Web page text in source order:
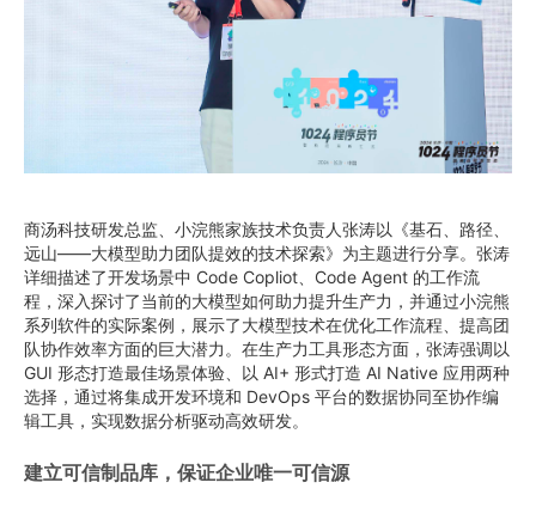
商汤科技研发总监、小浣熊家族技术负责人张涛以《基石、路径、
远山——大模型助力团队提效的技术探索》为主题进行分享。张涛
详细描述了开发场景中 Code Copliot、Code Agent 的工作流
程，深入探讨了当前的大模型如何助力提升生产力，并通过小浣熊
系列软件的实际案例，展示了大模型技术在优化工作流程、提高团
队协作效率方面的巨大潜力。在生产力工具形态方面，张涛强调以
GUI 形态打造最佳场景体验、以 AI+ 形式打造 AI Native 应用两种
选择，通过将集成开发环境和 DevOps 平台的数据协同至协作编
辑工具，实现数据分析驱动高效研发。
建立可信制品库，保证企业唯一可信源